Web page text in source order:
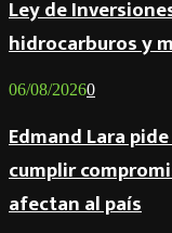
Ley de
hidrocarburos y
06/08/20260
Edmand Lara
cumplir
afectan al país